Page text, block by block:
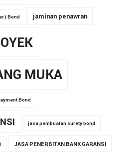
Bond jaminan penawran
MUKA
Bond
jasa pembuatan surety bond
JASA PENERBITAN BANK GARANSI